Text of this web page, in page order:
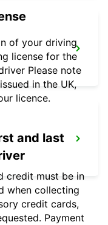
of your driving
license for the
Please note
in the UK,
licence.
and last
credit must be in
when collecting
credit cards,
Payment